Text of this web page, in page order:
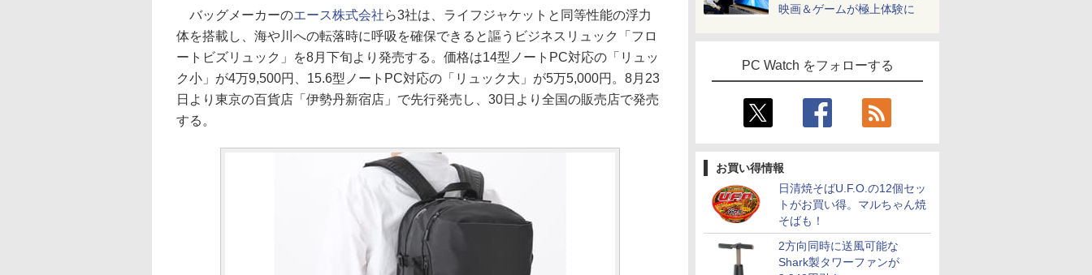
映画＆ゲームが極上体験に
PC Watch をフォローする
お買い得情報
日清焼そばU.F.O.の12個セッ
トがお買い得。マルちゃん焼
そばも！
2方向同時に送風可能な
Shark製タワーファンが
バッグメーカーのエース株式会社ら3社は、ライフジャケットと同等性能の浮力
体を搭載し、海や川への転落時に呼吸を確保できると謳うビジネスリュック「フロ
ートビズリュック」を8月下旬より発売する。価格は14型ノートPC対応の「リュッ
ク小」が4万9,500円、15.6型ノートPC対応の「リュック大」が5万5,000円。8月23
日より東京の百貨店「伊勢丹新宿店」で先行発売し、30日より全国の販売店で発売
する。